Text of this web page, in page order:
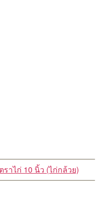
ราไก่ 10 นิ้ว (ไก่กล้วย)